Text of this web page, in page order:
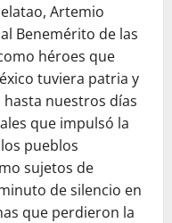
Artemio
Benemérito de las
héroes que
tuviera patria y
nuestros días
que impulsó la
pueblos
sujetos de
de silencio en
que perdieron la